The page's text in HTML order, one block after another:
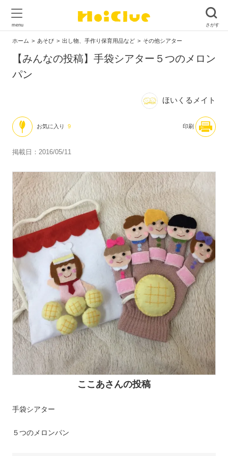
ホーム あそび 出し物、手作り保育用品など その他シアター
【みんなの投稿】手袋シアター５つのメロン
パン
ほいくるメイト
お気に入り 9 印刷
掲載日：2016/05/11
ここあさんの投稿
手袋シアター
５つのメロンパン